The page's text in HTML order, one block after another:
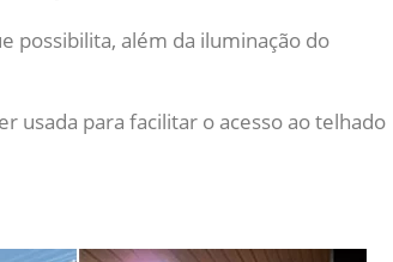
possibilita, além da iluminação do
usada para facilitar o acesso ao telhado